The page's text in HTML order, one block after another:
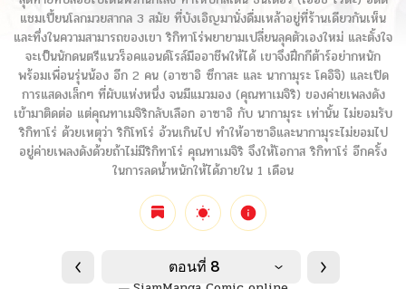
แชมเปี้ยนโลกมวยสากล 3 สมัย ที่บังเอิญมานั่งดื่มเหล้าอยู่ที่ร้านเดียวกันเห็น
และทึ่งในความสามารถของเขา ริกิทาโร่พยายามเปลี่ยนลุคตัวเองใหม่ และตั้งใจ
จะเป็นนักดนตรีแนวร็อคแอนด์โรล์มืออาชีพให้ได้ เขาจึงฝึกกีต้าร์อย่ากหนัก
พร้อมเพื่อนรุ่นน้อง อีก 2 คน (อาซาอิ ซึกาสะ และ นากามุระ โคอิจิ) และเปิด
การแสดงเล็กๆ ที่ผับแห่งหนึ่ง จนมีแมวมอง (คุณทาเมจิริ) ของค่ายเพลงดัง
เข้ามาติดต่อ แต่คุณทาเมจิริกลับเลือก อาซาอิ กับ นากามุระ เท่านั้น ไม่ยอมรับ
ริกิทาโร่ ด้วยเหตุว่า ริกิโทโร่ อ้วนเกินไป ทำให้อาซาอิและนากามุระไม่ยอมไป
อยู่ค่ายเพลงดังด้วยถ้าไม่มีริกิทาโร่ คุณทาเมจิริ จึงให้โอกาส ริกิทาโร่ อีกครั้ง
ในการลดน้ำหนักให้ได้ภายใน 1 เดือน
ตอนที่ 8